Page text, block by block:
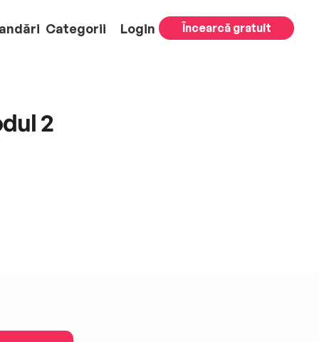
Categorii Login Încearcă gratuit
2